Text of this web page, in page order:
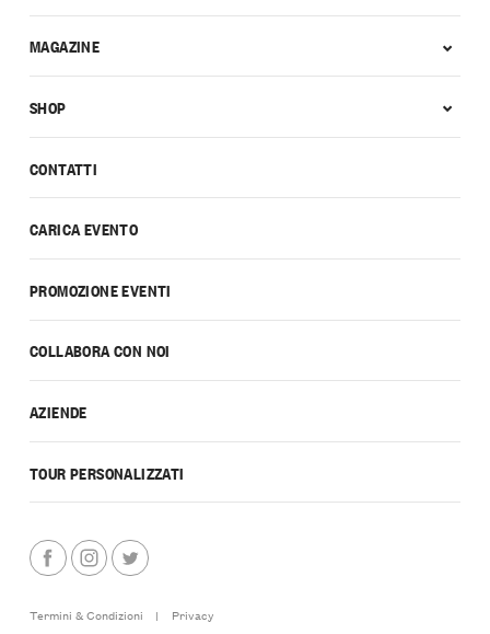
CONTATTI
CARICA EVENTO
PROMOZIONE EVENTI
COLLABORA CON NOI
AZIENDE
TOUR PERSONALIZZATI
MAGAZINE
SHOP
Termini & Condizioni | Privacy